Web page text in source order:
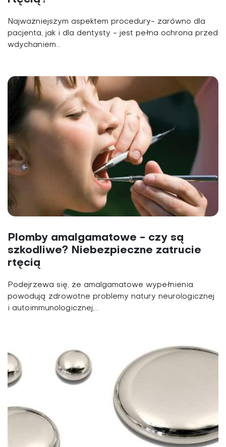
Najważniejszym aspektem procedury- zarówno dla
pacjenta, jak i dla dentysty - jest pełna ochrona przed
wdychaniem...
Plomby amalgamatowe - czy są
szkodliwe? Niebezpieczne zatrucie
rtęcią
Podejrzewa się, że amalgamatowe wypełnienia
powodują zdrowotne problemy natury neurologicznej
i autoimmunologicznej,...